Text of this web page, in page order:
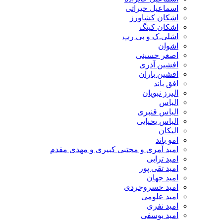
اسماعیل خیراتی
اشکان کشاورز
اشکان کینگ
اشلی.ک و بی رپ
اشوان
اصغر حسینی
افشین آذری
افشین باران
افق باند
البرز نبویان
الیاس
الیاس قنبرى
الیاس یحیایی
الیکان
امو باند
امید آمری و مجتبی کبیری و مهدى مقدم
امید ترابی
امید تقی پور
امید جهان
امید خسروجردی
امید علومی
امید نفری
امید یوسفی